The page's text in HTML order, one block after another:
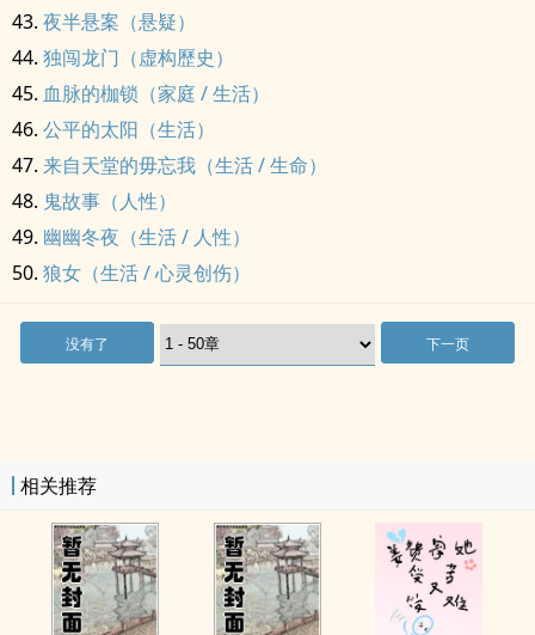
夜半悬案（悬疑）
独闯龙门（虚构歷史）
血脉的枷锁（家庭 / 生活）
公平的太阳（生活）
来自天堂的毋忘我（生活 / 生命）
鬼故事（人性）
幽幽冬夜（生活 / 人性）
狼女（生活 / 心灵创伤）
没有了 下一页
相关推荐